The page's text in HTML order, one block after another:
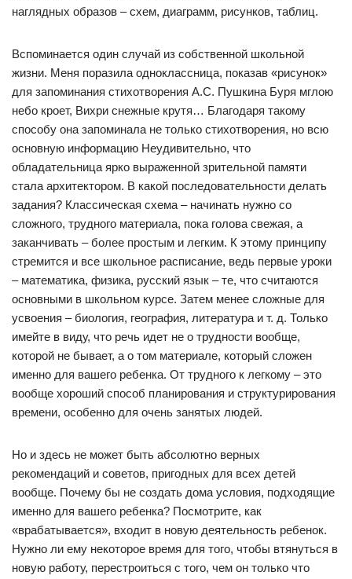
наглядных образов – схем, диаграмм, рисунков, таблиц.
Вспоминается один случай из собственной школьной
жизни. Меня поразила одноклассница, показав «рисунок»
для запоминания стихотворения А.С. Пушкина Буря мглою
небо кроет, Вихри снежные крутя… Благодаря такому
способу она запоминала не только стихотворения, но всю
основную информацию Неудивительно, что
обладательница ярко выраженной зрительной памяти
стала архитектором. В какой последовательности делать
задания? Классическая схема – начинать нужно со
сложного, трудного материала, пока голова свежая, а
заканчивать – более простым и легким. К этому принципу
стремится и все школьное расписание, ведь первые уроки
– математика, физика, русский язык – те, что считаются
основными в школьном курсе. Затем менее сложные для
усвоения – биология, география, литература и т. д. Только
имейте в виду, что речь идет не о трудности вообще,
которой не бывает, а о том материале, который сложен
именно для вашего ребенка. От трудного к легкому – это
вообще хороший способ планирования и структурирования
времени, особенно для очень занятых людей.
Но и здесь не может быть абсолютно верных
рекомендаций и советов, пригодных для всех детей
вообще. Почему бы не создать дома условия, подходящие
именно для вашего ребенка? Посмотрите, как
«врабатывается», входит в новую деятельность ребенок.
Нужно ли ему некоторое время для того, чтобы втянуться в
новую работу, перестроиться с того, чем он только что